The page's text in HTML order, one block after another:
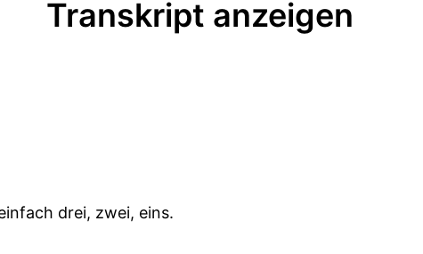
Transkript anzeigen
drei, zwei, eins.